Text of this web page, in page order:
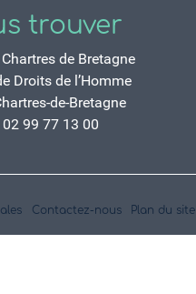
trouver
de Bretagne
Droits de l’Homme
de-Bretagne
02 99 77 13 00
Contactez-nous Plan du site